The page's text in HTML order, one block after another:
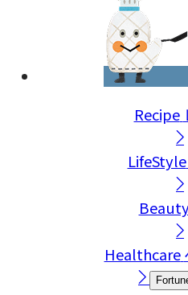
Recipe
LifeStyle
Healthcare